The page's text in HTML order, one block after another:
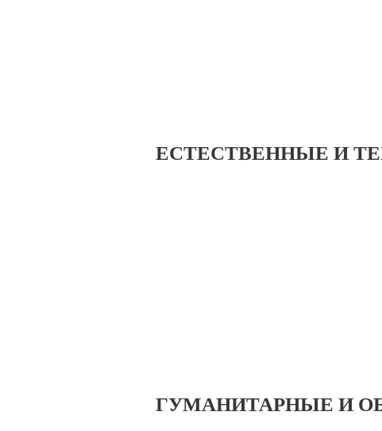
ЕСТЕСТВЕННЫЕ И
ГУМАНИТАРНЫЕ И